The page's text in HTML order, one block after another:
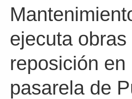
ejecuta obras
reposición en
pasarela de